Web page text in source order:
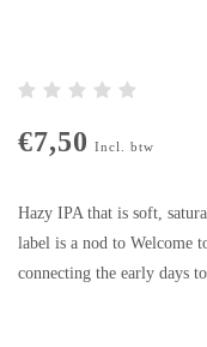
€7,50 Incl. btw
Hazy IPA that is soft,
label is a nod to Welcome
connecting the early days